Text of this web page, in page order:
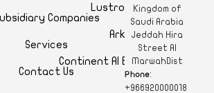
Companies
Services
Contact Us
Lustro Clinics
Arkan
Continent Al Ertiqaa Hotel
Kingdom of
Saudi Arabia
Jeddah Hira
Street Al
MarwahDist
Phone:
+966920000018